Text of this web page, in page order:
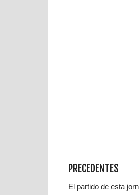
PRECEDENTES
El partido de esta